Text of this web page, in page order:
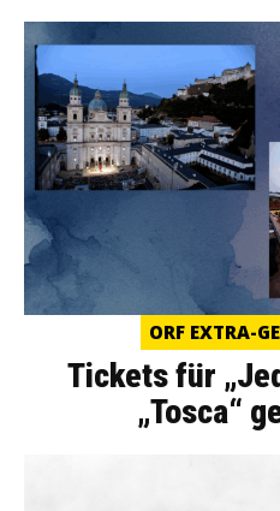
ORF EXTRA-
Tickets für
„Tosca“